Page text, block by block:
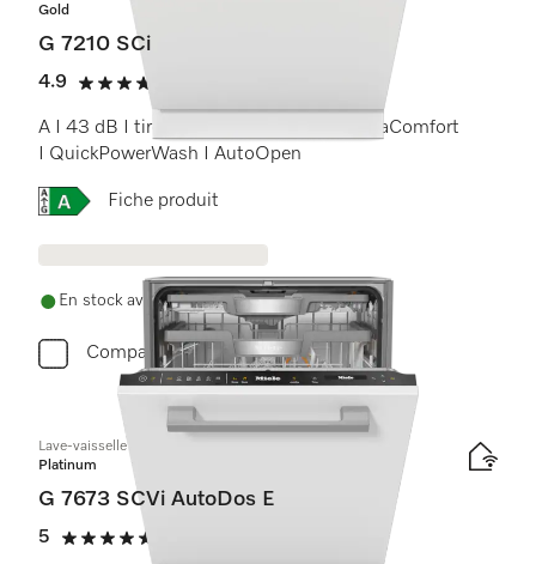
Gold
G 7210 SCi
4.9
4.9 étoiles sur 5
A I 43 dB I tiroir à couverts I paniers ExtraComfort
I QuickPowerWash I AutoOpen
Online Label Flag, Étiquette énergétique
Fiche produit
En stock avec livraison gratuite
Comparer
Lave-vaisselle totalement intégrable
Platinum
G 7673 SCVi AutoDos E
5
5 étoiles sur 5